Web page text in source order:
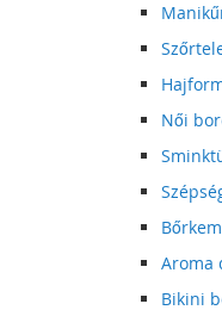
Női
Aroma
Bikini